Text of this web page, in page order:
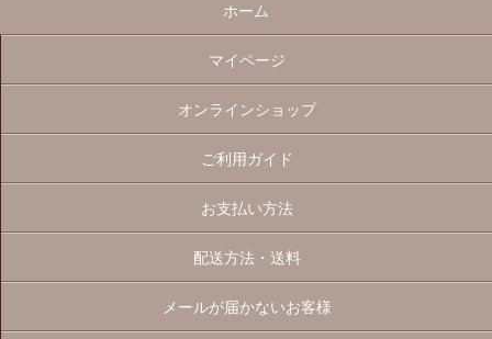
ホーム
マイページ
オンラインショップ
ご利用ガイド
お支払い方法
配送方法・送料
メールが届かないお客様